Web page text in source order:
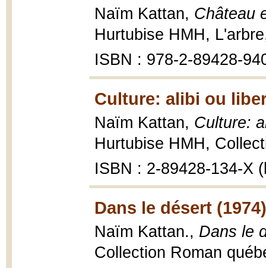
Naïm Kattan, Château
Hurtubise HMH,
ISBN : 978-2-89428-
Culture: alibi ou
Naïm Kattan, Culture:
Hurtubise HMH,
ISBN : 2-89428-134-X
Dans le désert (1974)
Naïm Kattan., Dans le
Collection Roman